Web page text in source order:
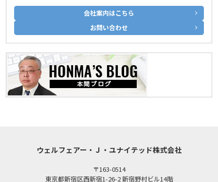
会社案内はこちら
お問い合わせ
ウェルフェアー・Ｊ・ユナイテッド株式会社
〒163-0514
東京都新宿区西新宿1-26-2 新宿野村ビル14階